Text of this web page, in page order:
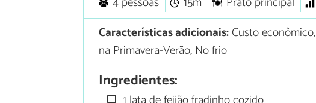
Características adicionais:Custo econômico,
na Primavera-Verão, No frio
Ingredientes: